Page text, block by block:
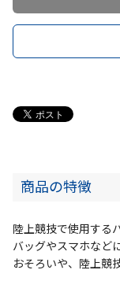
商品の特徴
陸上競技で使用する
バッグやスマホなど
おそろいや、陸上競